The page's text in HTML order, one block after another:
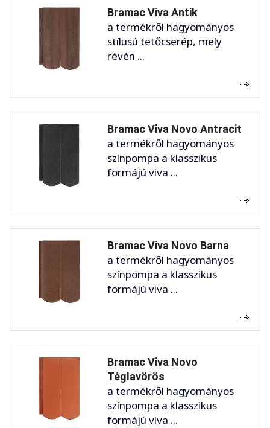
Bramac Viva Antik
a termékről hagyományos
stílusú tetőcserép, mely
révén ...
Bramac Viva Novo Antracit
a termékről hagyományos
színpompa a klasszikus
formájú viva ...
Bramac Viva Novo Barna
a termékről hagyományos
színpompa a klasszikus
formájú viva ...
Bramac Viva Novo
Téglavörös
a termékről hagyományos
színpompa a klasszikus
formájú viva ...